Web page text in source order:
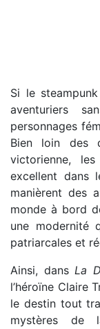
Si le
aventuriers
personnages
Bien loin des
victorienne,
excellent dans
manièrent des
monde à bord
une modernité
patriarcales et
Ainsi, dansLa
l’héroïne Claire
le destin tout
mystères de